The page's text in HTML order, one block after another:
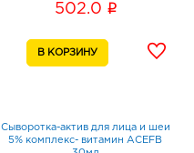
502.0 i
Сыворотка-актив для лица и шеи
5% комплекс- витамин АСЕFB